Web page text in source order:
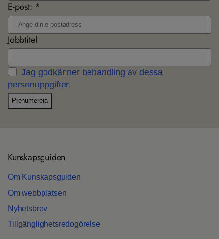
E-post: *
Jobbtitel
Jag godkänner behandling av dessa
personuppgifter.
Prenumerera
Kun­skaps­gui­den
Om Kun­skaps­gui­den
Om webb­plat­sen
Nyhets­b­rev
Till­gäng­lig­hets­re­do­gö­relse